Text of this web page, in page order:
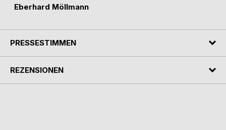
Eberhard Möllmann
PRESSESTIMMEN
REZENSIONEN